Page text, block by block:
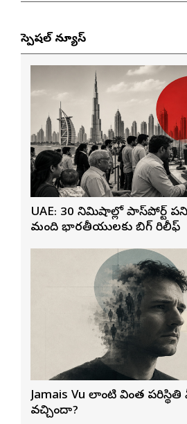
స్పెషల్ న్యూస్
UAE: 30 నిమిషాల్లో పాస్‌పోర్ట్ పని
మంది భారతీయులకు బిగ్ రిలీఫ్
Jamais Vu లాంటి వింత
వచ్చిందా?